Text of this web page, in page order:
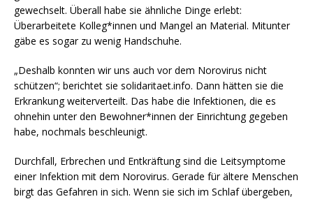
gewechselt. Überall habe sie ähnliche Dinge erlebt:
Überarbeitete Kolleg*innen und Mangel an Material. Mitunter
gäbe es sogar zu wenig Handschuhe.
„Deshalb konnten wir uns auch vor dem Norovirus nicht
schützen“; berichtet sie solidaritaet.info. Dann hätten sie die
Erkrankung weiterverteilt. Das habe die Infektionen, die es
ohnehin unter den Bewohner*innen der Einrichtung gegeben
habe, nochmals beschleunigt.
Durchfall, Erbrechen und Entkräftung sind die Leitsymptome
einer Infektion mit dem Norovirus. Gerade für ältere Menschen
birgt das Gefahren in sich. Wenn sie sich im Schlaf übergeben,